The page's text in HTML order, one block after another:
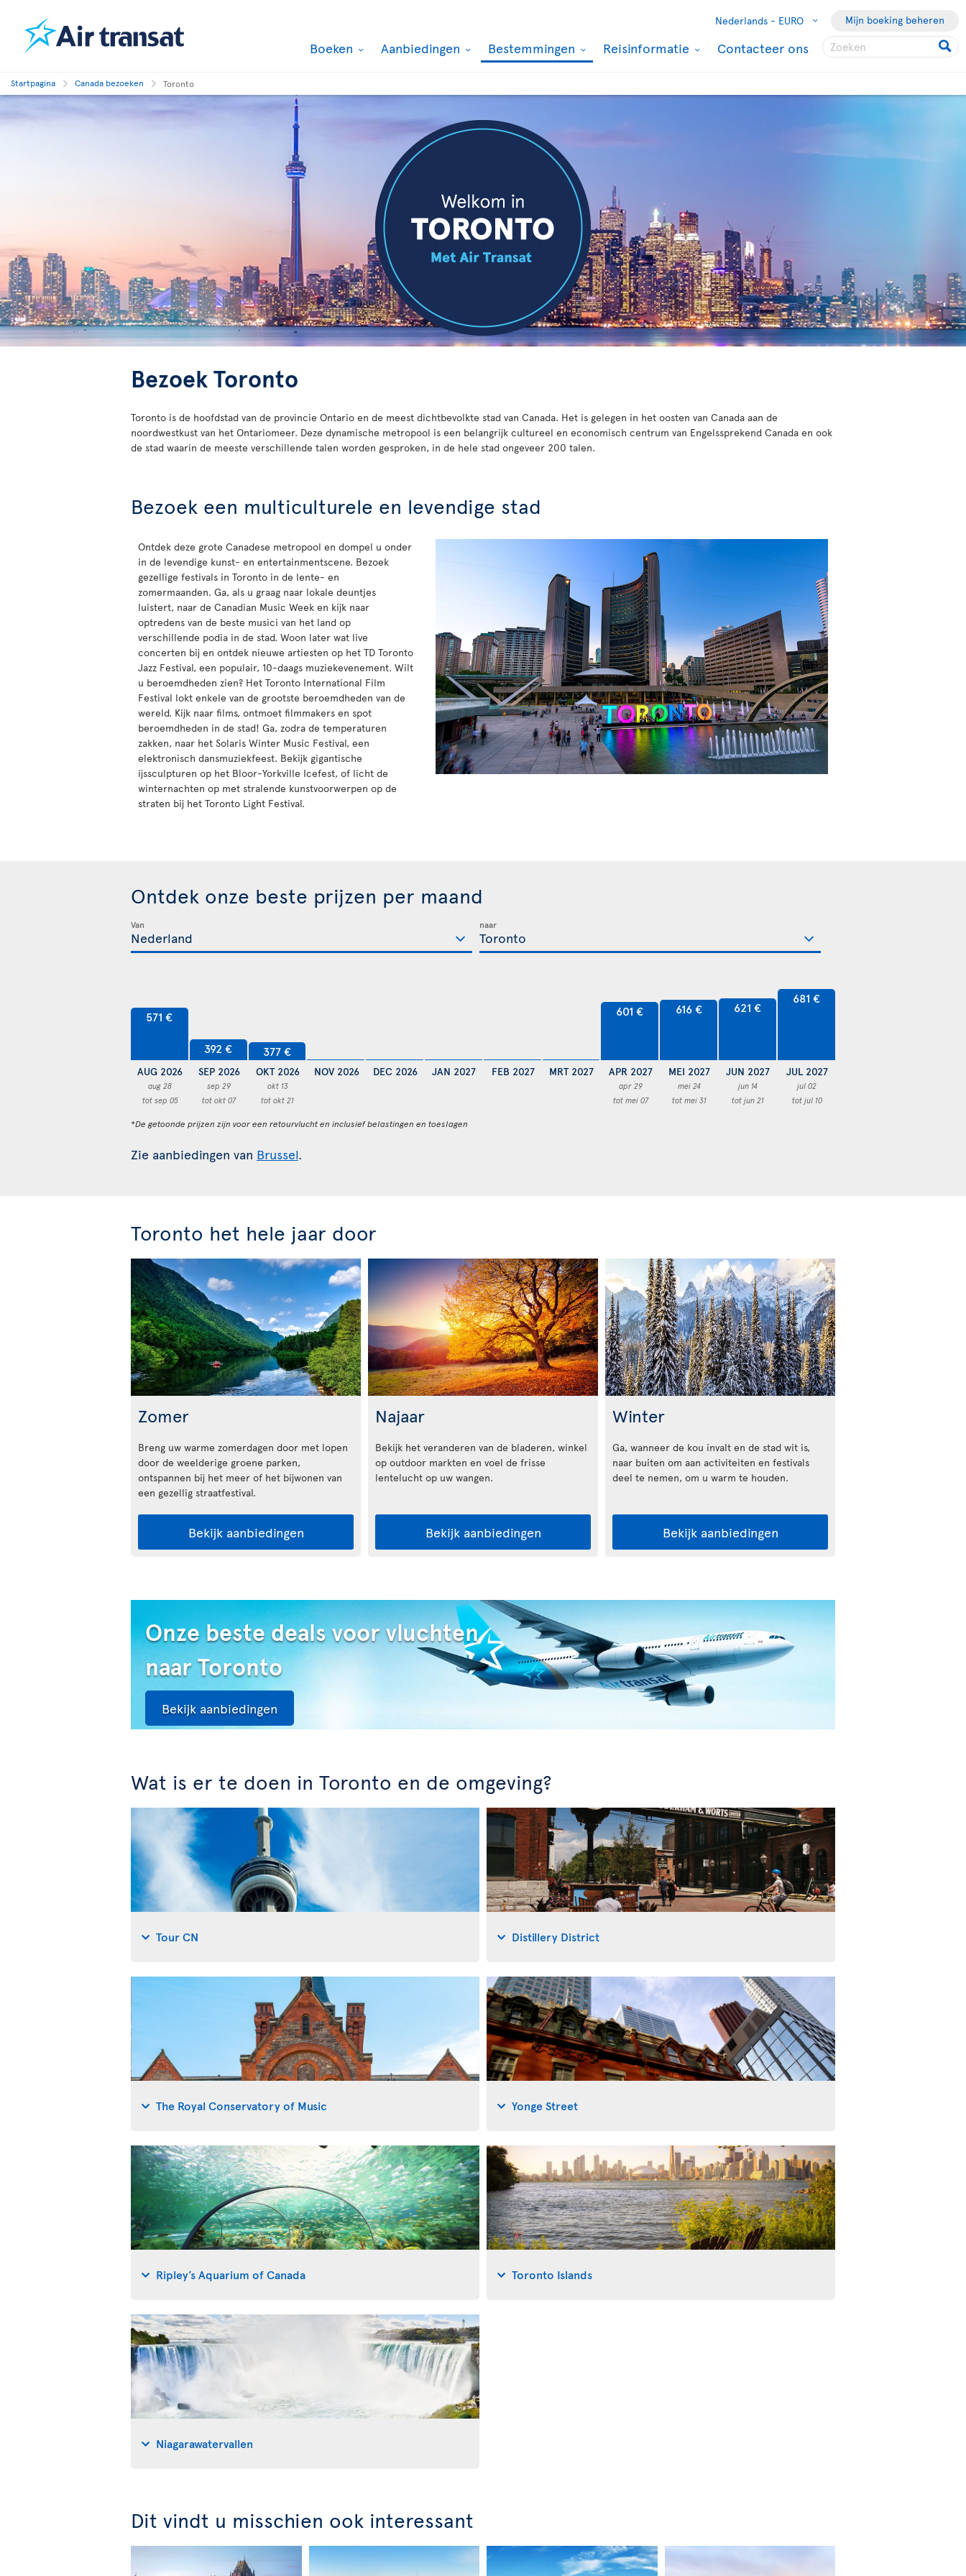
Nederlands - EURO Mijn boeking beheren
Boeken Aanbiedingen Bestemmingen Reisinformatie Contacteer ons
Startpagina Canada bezoeken Toronto
Bezoek Toronto
Toronto is de hoofdstad van de provincie Ontario en de meest dichtbevolkte stad van Canada. Het is gelegen in het oosten van Canada aan de
noordwestkust van het Ontariomeer. Deze dynamische metropool is een belangrijk cultureel en economisch centrum van Engelssprekend Canada en ook
de stad waarin de meeste verschillende talen worden gesproken, in de hele stad ongeveer 200 talen.
Bezoek een multiculturele en levendige stad
Ontdek deze grote Canadese metropool en dompel u onder
in de levendige kunst- en entertainmentscene. Bezoek
gezellige festivals in Toronto in de lente- en
zomermaanden. Ga, als u graag naar lokale deuntjes
luistert, naar de Canadian Music Week en kijk naar
optredens van de beste musici van het land op
verschillende podia in de stad. Woon later wat live
concerten bij en ontdek nieuwe artiesten op het TD Toronto
Jazz Festival, een populair, 10-daags muziekevenement. Wilt
u beroemdheden zien? Het Toronto International Film
Festival lokt enkele van de grootste beroemdheden van de
wereld. Kijk naar films, ontmoet filmmakers en spot
beroemdheden in de stad! Ga, zodra de temperaturen
zakken, naar het Solaris Winter Music Festival, een
elektronisch dansmuziekfeest. Bekijk gigantische
ijssculpturen op het Bloor-Yorkville Icefest, of licht de
winternachten op met stralende kunstvoorwerpen op de
straten bij het Toronto Light Festival.
Ontdek onze beste prijzen per maand
Van naar
571 €
AUG 2026
aug 28
tot sep 05
392 €
SEP 2026
sep 29
tot okt 07
377 €
OKT 2026
okt 13
tot okt 21
NOV 2026 DEC 2026 JAN 2027 FEB 2027 MRT 2027
601 €
APR 2027
apr 29
tot mei 07
616 €
MEI 2027
mei 24
tot mei 31
621 €
JUN 2027
jun 14
tot jun 21
681 €
JUL 2027
jul 02
tot jul 10
*De getoonde prijzen zijn voor een retourvlucht en inclusief belastingen en toeslagen
Zie aanbiedingen van Brussel.
Toronto het hele jaar door
Zomer
Breng uw warme zomerdagen door met lopen
door de weelderige groene parken,
ontspannen bij het meer of het bijwonen van
een gezellig straatfestival.
Bekijk aanbiedingen
Najaar
Bekijk het veranderen van de bladeren, winkel
op outdoor markten en voel de frisse
lentelucht op uw wangen.
Bekijk aanbiedingen
Winter
Ga, wanneer de kou invalt en de stad wit is,
naar buiten om aan activiteiten en festivals
deel te nemen, om u warm te houden.
Bekijk aanbiedingen
Onze beste deals voor vluchten
naar Toronto
Bekijk aanbiedingen
Wat is er te doen in Toronto en de omgeving?
Tour CN Distillery District
The Royal Conservatory of Music Yonge Street
Ripley’s Aquarium of Canada Toronto Islands
Niagarawatervallen
Dit vindt u misschien ook interessant